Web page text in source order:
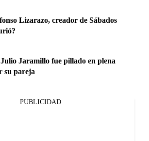
Lizarazo, creador de Sábados
Jaramillo fue pillado en plena
su pareja
PUBLICIDAD